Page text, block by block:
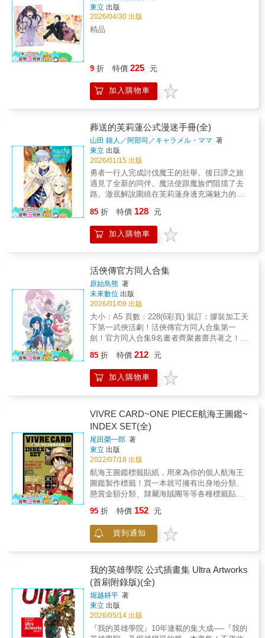
東立 出版
2026/04/30 出版
精品
9 折 特價 225 元
加入購物車
葬送的芙莉蓮公式漫迷手冊(全)
山田 鐘人／阿部司／キャラメル・ママ 著
東立 出版
2026/01/15 出版
勇者一行人完成討伐魔王的壯舉。後日譚之旅
遇見了全新的同伴。魔法使跟魔族們阻擋了去
路。澈底解說圍繞在芙莉蓮身邊充滿魅力的角
手冊。
85 折 特價 128 元
加入購物車
活俠傳官方同人合集
原始鳥熊 著
未來數位 出版
2026/01/09 出版
大小：A5 頁數：228(6彩頁) 裝訂：膠裝加工天
下第一武俠活劇！活俠傳官方同人合集第一
劍！官方同人合集9名畫者齊聚書齋共著之！參
Giorgio、葉梓、化工草莓、南瓜Bev、頸椎、
牛魚
85 折 特價 212 元
加入購物車
VIVRE CARD~ONE PIECE航海王圖鑑~
INDEX SET(全)
尾田榮一郎 著
東立 出版
2022/07/18 出版
航海王圖鑑標籤貼紙，用來為你的個人航海王
圖鑑製作標籤！買一本就可擁有出身地分類、
懸賞金額分類、隸屬海賊團等等各種標籤貼
分類，是身為航海王的粉絲絕對不能錯過的精
美產品！
95 折 特價 152 元
貨到通知
我的英雄學院 公式插畫集 Ultra Artworks
(首刷附錄版)(全)
堀越耕平 著
東立 出版
2026/05/14 出版
『我的英雄學院』10年連載的集大成──『我的